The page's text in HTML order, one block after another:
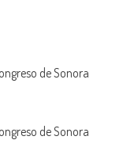
de Sonora
de Sonora